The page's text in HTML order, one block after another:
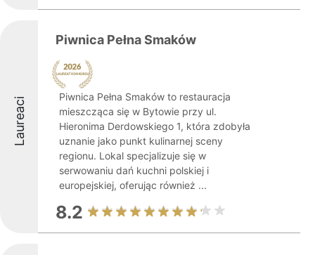
Laureaci
Piwnica Pełna Smaków
Piwnica Pełna Smaków to restauracja
mieszcząca się w Bytowie przy ul.
Hieronima Derdowskiego 1, która zdobyła
uznanie jako punkt kulinarnej sceny
regionu. Lokal specjalizuje się w
serwowaniu dań kuchni polskiej i
europejskiej, oferując również ...
8.2